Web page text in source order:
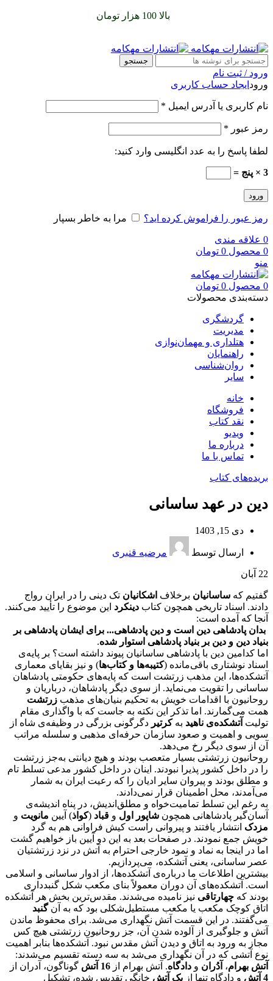
بالا 100 هزار تومان
جستجو
ورود / ثبت نام
ورود ایجاد حساب کاربری
نام کاربری یا آدرس ایمیل *
رمز عبور *
لطفا پاسخ را به عدد انگلیسی وارد کنید:
3 × پنج =
ورود
رمز عبور را فراموش کرده اید؟ مرا به خاطر بسپار
0 علاقه مندی
0 محصول 0 تومان
منو
0 محصول 0 تومان
دسته‌بندی محصولات
گردشگری
مدیریت
هتلداری و مهمان‌نوازی
راهنمایان
روان‌شناسی
سایر
خانه
فروشگاه
نقد کتاب
ویدیو
درباره‌ ما
تماس با ما
بریده‌های کتاب
دین در عهد ساسانی
دی 15, 1403
ارسال توسط مرضیه قنبری
22 آبان
گفتیم که ساسانیان برخلاف اشکانیان تک دینی را در ایران رواج
دادند. اسناد تاریخی همچون کتاب دینکرد این موضوع را تأیید می‌کنند.
آنجا که آمده است:
بدان پادشاهی دین است و دین پادشاهی... برای ایشان پادشاهی بر
بنیاد دین و دین بر بنیاد پادشاهی استوار شده.
اما کدامین دین با پادشاهی ساسانیان پیوند داشته است؟ بر پایه‌ی
اسناد نوشتاری باقی‌مانده (کتیبه‌ها و کتاب‌ها) و نیز بقایای معماری
آتشکده‌ها، این مذهب زرتشت است که پایه‌های حکومتی پادشاهان
ساسانی را تقویت می‌نماید. از سوی دیگر پادشاهان، درباریان و
روحانیون با اقدامات خویش به تحکیم بنیان‌های مذهب زرتشت
همت می‌گمارند. اما تذکر این نکته به جاست که با واگذاری مقام
تولیت آتشکده‌ی ناهید بهکرتیر دگرگونی بزرگی در وظیفه‌ی شاه از
سویی و اهمیت و صعود سازمان حرفه‌ای مذهبی و سلسله مراتب
آن از سوی دیگر رخ می‌دهد.
روحانیون زرتشتی بسیار متعصب بودند و هیچ دیانتی به‌جز زرتشت
را در داخل کشور پذیرا نبودند. اینان در داخل کشور مدعی تسلط تام
و مطلق بودند و پیروان سایر ادیان را که رعیت ایران به شمار
می‌آمدند، محل اطمینان قرار نمی‌دادند.
به رغم این تسلط تمامیت‌خواه و مطلق‌اندیش، در پناه اندیشه‌ی
آسان‌گیر پادشاهانی همچون شاپور اول و قباد (کواذ) آیین مانویت و
مزدک انتشار یافتند و پیروانی راست کیش فراوانی هم به گرد
خویش جمع نمودند. در صفحات بعد به این دو آیین باز خواهیم گشت
اما در اینجا به نماد و نمود خارجی احترام به آتش در نزد زرتشتیان
عصر ساسانی، یعنی آتشکده، می‌پردازیم.
بیشترین اطلاعات ما درباره‌ی آتشکده‌ها، از ادوار ساسانی و اسلامی
است. آتشکده‌های آن دوران معمولاً بنای مکعب شکل گنبدداری
بودند که چهارتاقی نیز نامیده می‌شدند. مقدس‌ترین بخش هر آتشکده
اتاق کوچک مکعب یا مکعب مستطیل‌شکلی بود که به آنگنبد
می‌گفتند. در این قسمت آتش نگهداری می‌شد. برای محفوظ ماندن
آتش و جلوگیری از آلوده شدن آن، جز روحانیون زرتشتی هیچ کس
مجاز به ورود به اتاق و دیدن آتش مقدس نبود. آتشکده‌ها بنابر اهمیت
نوع آتشی که در آن نگهداری می‌شد به سه دسته تقسیم می‌شدند:
آتش بهرام، آدُران و دادگاه. آتش بهرام از 16 آتش
گوناگون، آدران از
4 آتش
و دادگاه تنها از یک آتش خانگی تقدیس شده، تشکیل